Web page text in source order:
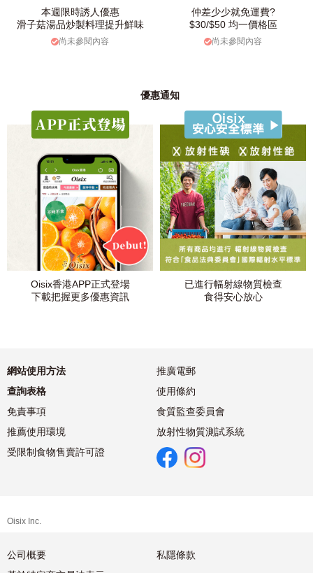
本週限時誘人優惠
滑子菇湯品炒製料理提升鮮味
尚未參閱內容
仲差少少就免運費?
$30/$50 均一價格區
尚未參閱內容
優惠通知
Oisix香港APP正式登場
下載把握更多優惠資訊
已進行幅射線物質檢查
食得安心放心
網站使用方法
推廣電郵
查詢表格
使用條約
免責事項
食質監查委員會
推薦使用環境
放射性物質測試系統
受限制食物售賣許可證
Oisix Inc.
公司概要
私隱條款